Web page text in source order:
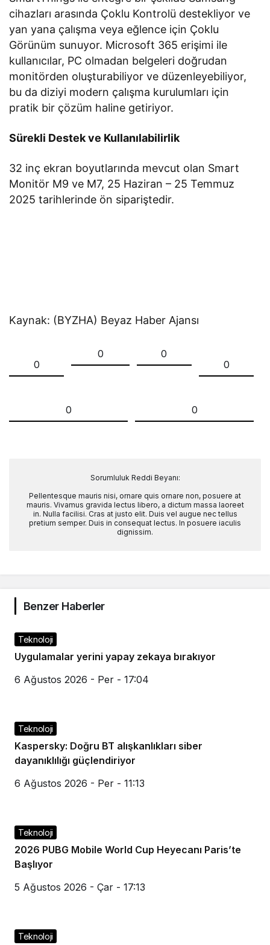
cihazları arasında Çoklu Kontrolü destekliyor ve
yan yana çalışma veya eğlence için Çoklu
Görünüm sunuyor. Microsoft 365 erişimi ile
kullanıcılar, PC olmadan belgeleri doğrudan
monitörden oluşturabiliyor ve düzenleyebiliyor,
bu da diziyi modern çalışma kurulumları için
pratik bir çözüm haline getiriyor.
Sürekli Destek ve Kullanılabilirlik
32 inç ekran boyutlarında mevcut olan Smart
Monitör M9 ve M7, 25 Haziran – 25 Temmuz
2025 tarihlerinde ön sipariştedir.
Kaynak: (BYZHA) Beyaz Haber Ajansı
0
0
0
0
0 0
Sorumluluk Reddi Beyanı:
Pellentesque mauris nisi, ornare quis ornare non, posuere at
mauris. Vivamus gravida lectus libero, a dictum massa laoreet
in. Nulla facilisi. Cras at justo elit. Duis vel augue nec tellus
pretium semper. Duis in consequat lectus. In posuere iaculis
dignissim.
Benzer Haberler
Teknoloji
Uygulamalar yerini yapay zekaya bırakıyor
6 Ağustos 2026 - Per - 17:04
Teknoloji
Kaspersky: Doğru BT alışkanlıkları siber
dayanıklılığı güçlendiriyor
6 Ağustos 2026 - Per - 11:13
Teknoloji
2026 PUBG Mobile World Cup Heyecanı Paris’te
Başlıyor
5 Ağustos 2026 - Çar - 17:13
Teknoloji